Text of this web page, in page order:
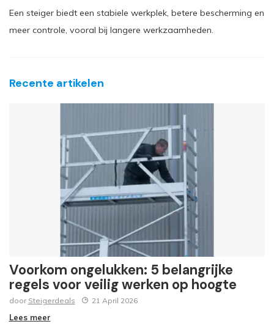
Een steiger biedt een stabiele werkplek, betere bescherming en
meer controle, vooral bij langere werkzaamheden.
Recente artikelen
Voorkom ongelukken: 5 belangrijke
regels voor veilig werken op hoogte
door Steigerdeals 21 April 2026
Lees meer